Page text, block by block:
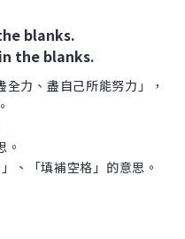
blanks.
the blanks.
力、盡自己所能努力」，
。
「填補空格」的意思。